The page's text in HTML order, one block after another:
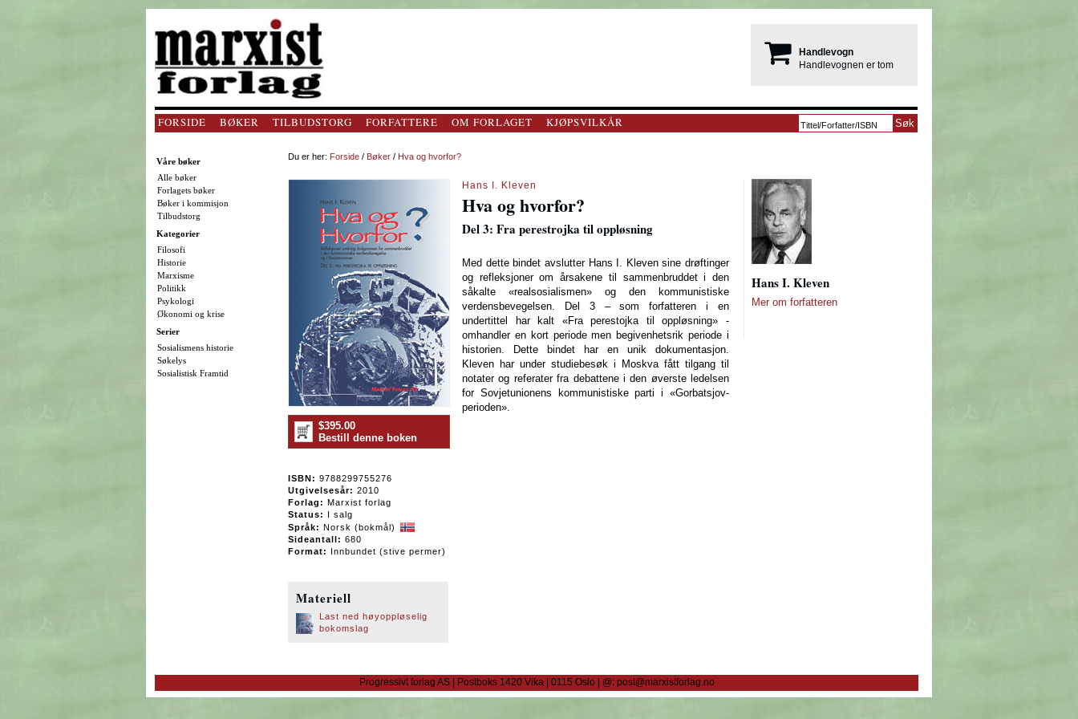
Handlevogn
Handlevognen er tom
FORSIDE BØKER TILBUDSTORG FORFATTERE OM FORLAGET KJØPSVILKÅR
Våre bøker
Alle bøker
Forlagets bøker
Bøker i kommisjon
Tilbudstorg
Kategorier
Filosofi
Historie
Marxisme
Politikk
Psykologi
Økonomi og krise
Serier
Sosialismens historie
Søkelys
Sosialistisk Framtid
Du er her: Forside / Bøker / Hva og hvorfor?
$395.00
Bestill denne boken
ISBN: 9788299755276
Utgivelsesår: 2010
Forlag: Marxist forlag
Status: I salg
Språk: Norsk (bokmål)
Sideantall: 680
Format: Innbundet (stive permer)
Materiell
Last ned høyoppløselig
bokomslag
Hans I. Kleven
Hva og hvorfor?
Del 3: Fra perestrojka til oppløsning
Med dette bindet avslutter Hans I. Kleven sine drøftinger
og refleksjoner om årsakene til sammenbruddet i den
såkalte «realsosialismen» og den kommunistiske
verdensbevegelsen. Del 3 – som forfatteren i en
undertittel har kalt «Fra perestojka til oppløsning» -
omhandler en kort periode men begivenhetsrik periode i
historien. Dette bindet har en unik dokumentasjon.
Kleven har under studiebesøk i Moskva fått tilgang til
notater og referater fra debattene i den øverste ledelsen
for Sovjetunionens kommunistiske parti i «Gorbatsjov-
perioden».
Hans I. Kleven
Mer om forfatteren
Progressivt forlag AS | Postboks 1420 Vika | 0115 Oslo | @: post@marxistforlag.no